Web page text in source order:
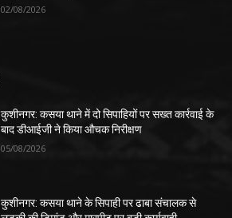
02/08/2026
कुशीनगर: कसया थाने में दो सिपाहियों पर सख्त कार्रवाई के
बाद डीआईजी ने किया औचक निरीक्षण
05/08/2026
कुशीनगर: कसया थाने के सिपाही पर ढाबा संचालक से